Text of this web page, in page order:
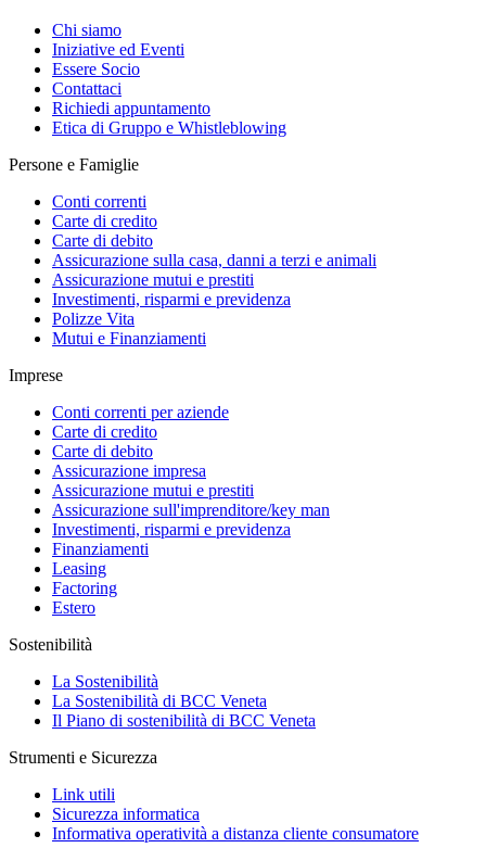
Chi siamo
Iniziative ed Eventi
Essere Socio
Contattaci
Richiedi appuntamento
Etica di Gruppo e Whistleblowing
Persone e Famiglie
Conti correnti
Carte di credito
Carte di debito
Assicurazione sulla casa, danni a terzi e animali
Assicurazione mutui e prestiti
Investimenti, risparmi e previdenza
Polizze Vita
Mutui e Finanziamenti
Imprese
Conti correnti per aziende
Carte di credito
Carte di debito
Assicurazione impresa
Assicurazione mutui e prestiti
Assicurazione sull'imprenditore/key man
Investimenti, risparmi e previdenza
Finanziamenti
Leasing
Factoring
Estero
Sostenibilità
La Sostenibilità
La Sostenibilità di BCC Veneta
Il Piano di sostenibilità di BCC Veneta
Strumenti e Sicurezza
Link utili
Sicurezza informatica
Informativa operatività a distanza cliente consumatore